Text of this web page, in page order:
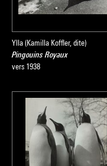
Ylla (Kamilla Koffler, dite)
Pingouins Royaux
vers 1938